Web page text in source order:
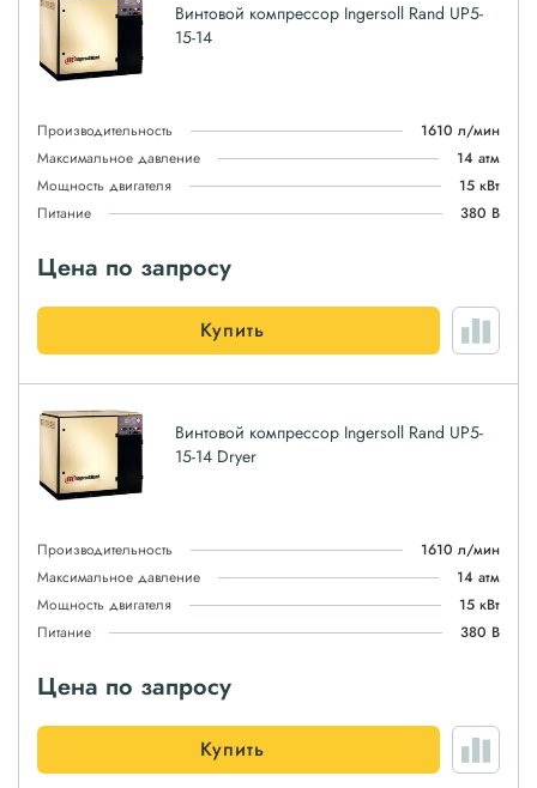
Винтовой компрессор Ingersoll Rand UP5-
15-14
Производительность
1610 л/мин
Максимальное давление
14 атм
Мощность двигателя
15 кВт
Питание
380 В
Цена по запросу
Купить
Винтовой компрессор Ingersoll Rand UP5-
15-14 Dryer
Производительность
1610 л/мин
Максимальное давление
14 атм
Мощность двигателя
15 кВт
Питание
380 В
Цена по запросу
Купить